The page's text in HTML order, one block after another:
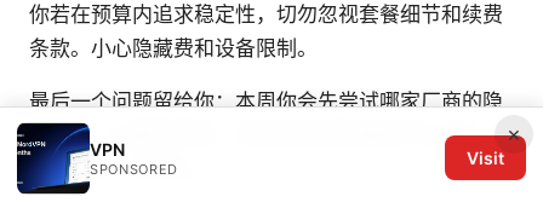
你若在预算内追求稳定性，切勿忽视套餐细节和续费
条款。小心隐藏费和设备限制。
最后一个问题留给你：本周你会先尝试哪家厂商的隐
私承诺？如果你愿意，把你的选择和理由写在评论
区，我们一起对比。
×
VPN
SPONSORED
Visit